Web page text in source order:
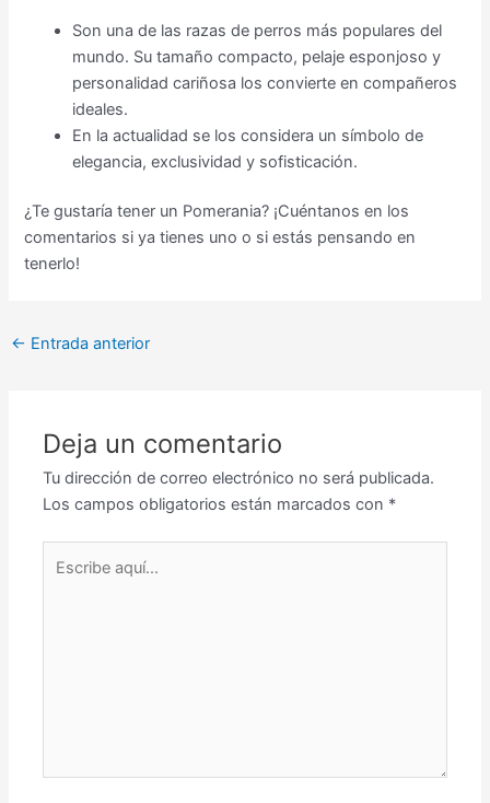
Son una de las razas de perros más populares del
mundo. Su tamaño compacto, pelaje esponjoso y
personalidad cariñosa los convierte en compañeros
ideales.
En la actualidad se los considera un símbolo de
elegancia, exclusividad y sofisticación.
¿Te gustaría tener un Pomerania? ¡Cuéntanos en los
comentarios si ya tienes uno o si estás pensando en
tenerlo!
← Entrada anterior
Deja un comentario
Tu dirección de correo electrónico no será publicada.
Los campos obligatorios están marcados con *
aquí...